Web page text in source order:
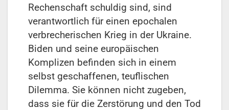
Rechenschaft schuldig sind, sind
verantwortlich für einen epochalen
verbrecherischen Krieg in der Ukraine.
Biden und seine europäischen
Komplizen befinden sich in einem
selbst geschaffenen, teuflischen
Dilemma. Sie können nicht zugeben,
dass sie für die Zerstörung und den Tod